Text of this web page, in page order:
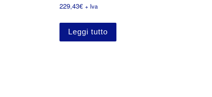
229,43€ + Iva
Leggi tutto